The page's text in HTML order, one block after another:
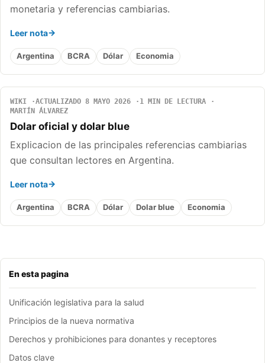
En esta pagina
Unificación legislativa para la salud
Principios de la nueva normativa
Derechos y prohibiciones para donantes y receptores
Datos clave
monetaria y referencias cambiarias.
Leer nota
Argentina BCRA Dólar Economia
WIKI ACTUALIZADO 8 MAYO 2026
1 MIN DE LECTURA
MARTÍN ÁLVAREZ
Dolar oficial y dolar blue
Explicacion de las principales referencias cambiarias
que consultan lectores en Argentina.
Leer nota
Argentina BCRA Dólar Dolar blue Economia